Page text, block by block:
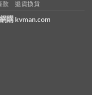
款 退貨換貨
購 kvman.com